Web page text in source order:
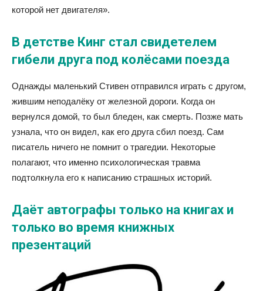
которой нет двигателя».
В детстве Кинг стал свидетелем
гибели друга под колёсами поезда
Однажды маленький Стивен отправился играть с другом,
жившим неподалёку от железной дороги. Когда он
вернулся домой, то был бледен, как смерть. Позже мать
узнала, что он видел, как его друга сбил поезд. Сам
писатель ничего не помнит о трагедии. Некоторые
полагают, что именно психологическая травма
подтолкнула его к написанию страшных историй.
Даёт автографы только на книгах и
только во время книжных
презентаций